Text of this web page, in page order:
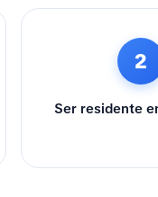
2
Ser residente